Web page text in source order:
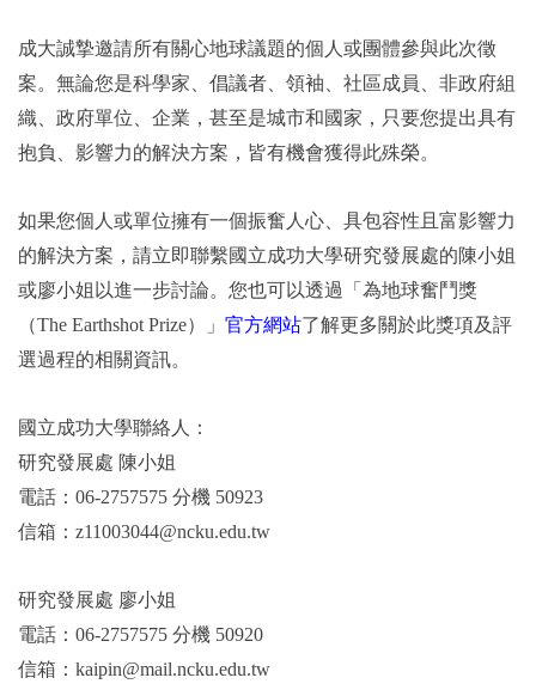
成大誠摯邀請所有關心地球議題的個人或團體參與此次徵
案。無論您是科學家、倡議者、領袖、社區成員、非政府組
織、政府單位、企業，甚至是城市和國家，只要您提出具有
抱負、影響力的解決方案，皆有機會獲得此殊榮。
如果您個人或單位擁有一個振奮人心、具包容性且富影響力
的解決方案，請立即聯繫國立成功大學研究發展處的陳小姐
或廖小姐以進一步討論。您也可以透過「為地球奮鬥獎
（The Earthshot Prize）」 官方網站了解更多關於此獎項及評
選過程的相關資訊。
國立成功大學聯絡人：
研究發展處 陳小姐
電話：06-2757575 分機 50923
信箱：z11003044@ncku.edu.tw
研究發展處 廖小姐
電話：06-2757575 分機 50920
信箱：kaipin@mail.ncku.edu.tw